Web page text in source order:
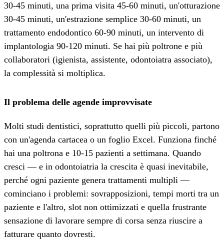
30-45 minuti, una prima visita 45-60 minuti, un'otturazione
30-45 minuti, un'estrazione semplice 30-60 minuti, un
trattamento endodontico 60-90 minuti, un intervento di
implantologia 90-120 minuti. Se hai più poltrone e più
collaboratori (igienista, assistente, odontoiatra associato),
la complessità si moltiplica.
Il problema delle agende improvvisate
Molti studi dentistici, soprattutto quelli più piccoli, partono
con un'agenda cartacea o un foglio Excel. Funziona finché
hai una poltrona e 10-15 pazienti a settimana. Quando
cresci — e in odontoiatria la crescita è quasi inevitabile,
perché ogni paziente genera trattamenti multipli —
cominciano i problemi: sovrapposizioni, tempi morti tra un
paziente e l'altro, slot non ottimizzati e quella frustrante
sensazione di lavorare sempre di corsa senza riuscire a
fatturare quanto dovresti.